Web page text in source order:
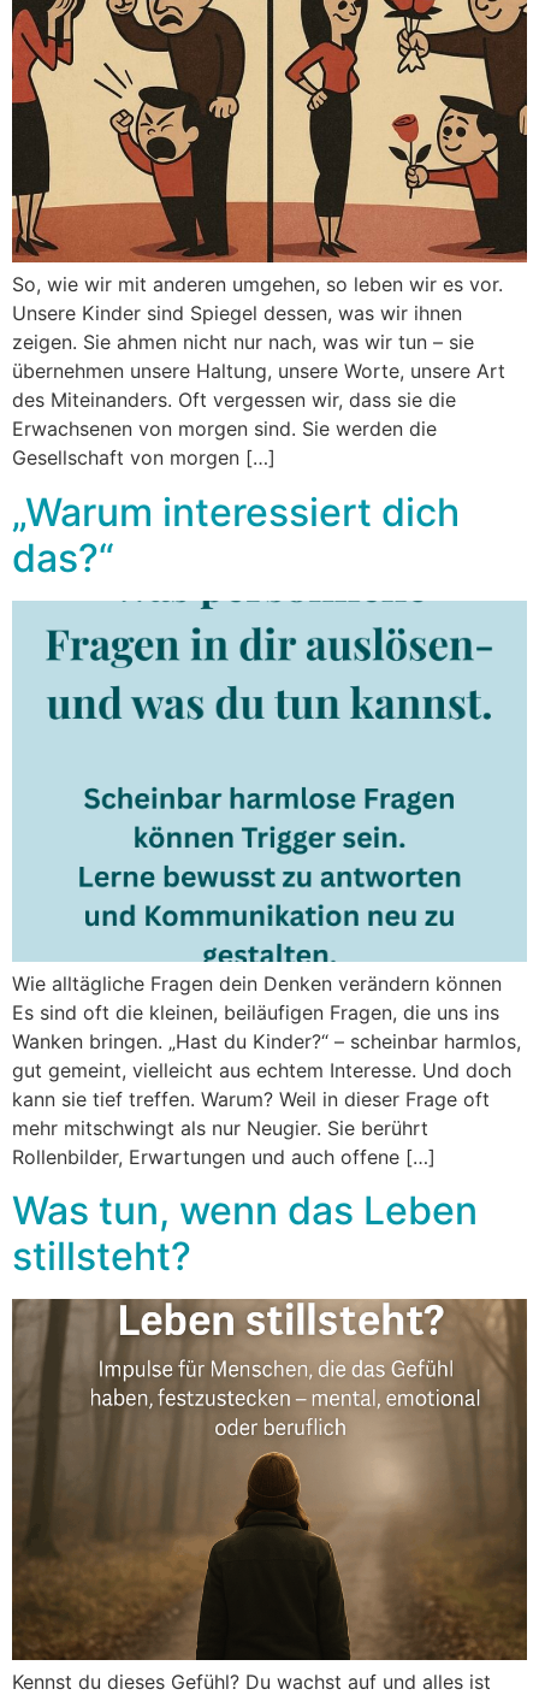
So, wie wir mit anderen umgehen, so leben wir es vor.
Unsere Kinder sind Spiegel dessen, was wir ihnen
zeigen. Sie ahmen nicht nur nach, was wir tun – sie
übernehmen unsere Haltung, unsere Worte, unsere Art
des Miteinanders. Oft vergessen wir, dass sie die
Erwachsenen von morgen sind. Sie werden die
Gesellschaft von morgen […]
„Warum interessiert dich
das?“
Wie alltägliche Fragen dein Denken verändern können
Es sind oft die kleinen, beiläufigen Fragen, die uns ins
Wanken bringen. „Hast du Kinder?“ – scheinbar harmlos,
gut gemeint, vielleicht aus echtem Interesse. Und doch
kann sie tief treffen. Warum? Weil in dieser Frage oft
mehr mitschwingt als nur Neugier. Sie berührt
Rollenbilder, Erwartungen und auch offene […]
Was tun, wenn das Leben
stillsteht?
Kennst du dieses Gefühl? Du wachst auf und alles ist